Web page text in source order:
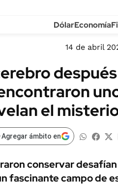
MÉXICO
MUNDO
AUTOS
DólarEconomía
14 de abril
el
Agregar ámbito en
conservar
fascinante campo de